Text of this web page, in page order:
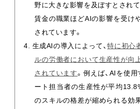
野に大きな影響を及ぼすとされて
賃金の職業ほどAIの影響を受け
されています​​。
生成AIの導入によって、特に初心
ルの労働者において生産性が向
されています。例えば、AIを使
ート担当者の生産性が平均
のスキルの格差が縮められる効